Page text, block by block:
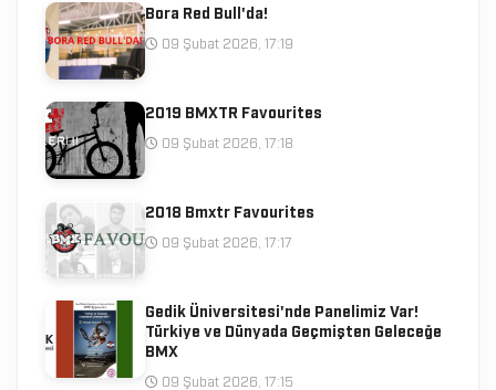
Bora Red Bull'da!
09 Şubat 2026, 17:19
2019 BMXTR Favourites
09 Şubat 2026, 17:18
2018 Bmxtr Favourites
09 Şubat 2026, 17:17
Gedik Üniversitesi'nde Panelimiz Var!
Türkiye ve Dünyada Geçmişten Geleceğe
BMX
09 Şubat 2026, 17:15